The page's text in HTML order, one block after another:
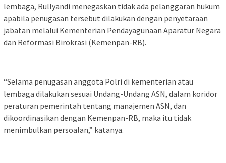
lembaga, Rullyandi menegaskan tidak ada pelanggaran hukum
apabila penugasan tersebut dilakukan dengan penyetaraan
jabatan melalui Kementerian Pendayagunaan Aparatur Negara
dan Reformasi Birokrasi (Kemenpan-RB).
“Selama penugasan anggota Polri di kementerian atau
lembaga dilakukan sesuai Undang-Undang ASN, dalam koridor
peraturan pemerintah tentang manajemen ASN, dan
dikoordinasikan dengan Kemenpan-RB, maka itu tidak
menimbulkan persoalan,” katanya.